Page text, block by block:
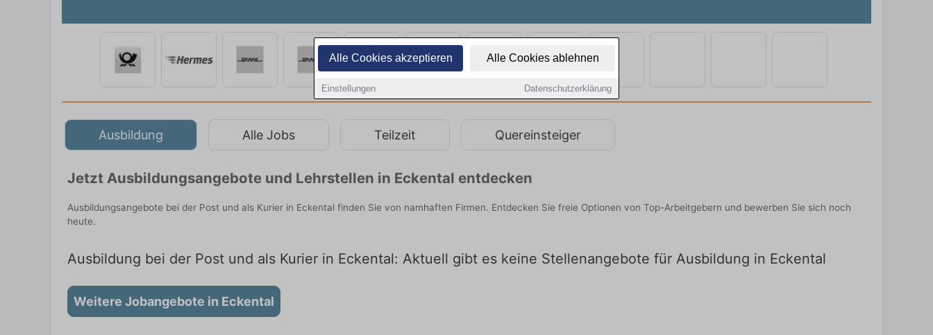
Alle Cookies akzeptieren Alle Cookies ablehnen
Einstellungen Datenschutzerklärung
Ausbildung Alle Jobs Teilzeit Quereinsteiger
Jetzt Ausbildungsangebote und Lehrstellen in Eckental entdecken
Ausbildungsangebote bei der Post und als Kurier in Eckental finden Sie von namhaften Firmen. Entdecken Sie freie Optionen von Top-Arbeitgebern und bewerben Sie sich noch
heute.
Ausbildung bei der Post und als Kurier in Eckental: Aktuell gibt es keine Stellenangebote für Ausbildung in Eckental
Weitere Jobangebote in Eckental